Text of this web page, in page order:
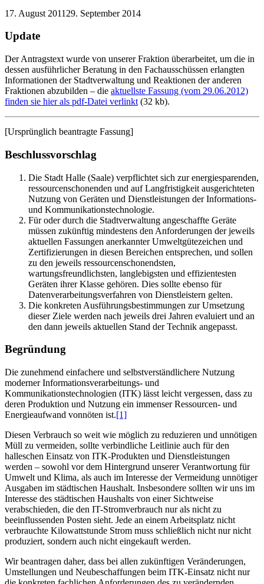
17. August 2011 29. September 2014
Update
Der Antragstext wurde von unserer Fraktion überarbeitet, um die in
dessen ausführlicher Beratung in den Fachausschüssen erlangten
Informationen der Stadtverwaltung und Reaktionen der anderen
Fraktionen abzubilden – die aktuellste Fassung (vom 29.06.2012)
finden sie hier als pdf-Datei verlinkt (32 kb).
[Ursprünglich beantragte Fassung]
Beschlussvorschlag
Die Stadt Halle (Saale) verpflichtet sich zur energiesparenden,
ressourcenschonenden und auf Langfristigkeit ausgerichteten
Nutzung von Geräten und Dienstleistungen der Informations-
und Kommunikationstechnologie.
Für oder durch die Stadtverwaltung angeschaffte Geräte
müssen zukünftig mindestens den Anforderungen der jeweils
aktuellen Fassungen anerkannter Umweltgütezeichen und
Zertifizierungen in diesen Bereichen entsprechen, und sollen
zu den jeweils ressourcenschonendsten,
wartungsfreundlichsten, langlebigsten und effizientesten
Geräten ihrer Klasse gehören. Dies sollte ebenso für
Datenverarbeitungsverfahren von Dienstleistern gelten.
Die konkreten Ausführungsbestimmungen zur Umsetzung
dieser Ziele werden nach jeweils drei Jahren evaluiert und an
den dann jeweils aktuellen Stand der Technik angepasst.
Begründung
Die zunehmend einfachere und selbstverständlichere Nutzung
moderner Informationsverarbeitungs- und
Kommunikationstechnologien (ITK) lässt leicht vergessen, dass zu
deren Produktion und Nutzung ein immenser Ressourcen- und
Energieaufwand vonnöten ist.[1]
Diesen Verbrauch so weit wie möglich zu reduzieren und unnötigen
Müll zu vermeiden, sollte verbindliche Leitlinie auch für den
halleschen Einsatz von ITK-Produkten und Dienstleistungen
werden – sowohl vor dem Hintergrund unserer Verantwortung für
Umwelt und Klima, als auch im Interesse der Vermeidung unnötiger
Ausgaben im städtischen Haushalt. Insbesondere sollten wir uns im
Interesse des städtischen Haushalts von einer Sichtweise
verabschieden, die den IT-Stromverbrauch nur als nicht zu
beeinflussenden Posten sieht. Jede an einem Arbeitsplatz nicht
verbrauchte Kilowattstunde Strom muss schließlich nicht nur nicht
produziert, sondern auch nicht eingekauft werden.
Wir beantragen daher, dass bei allen zukünftigen Veränderungen,
Umstellungen und Neubeschaffungen beim ITK-Einsatz nicht nur